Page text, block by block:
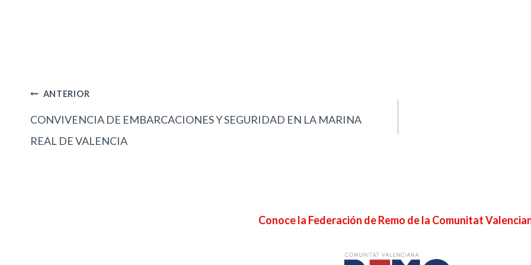
Navegación
ANTERIOR
CONVIVENCIA DE EMBARCACIONES Y SEGURIDAD EN LA MARINA
REAL DE VALENCIA
Conoce la Federación de Remo de la Comunitat